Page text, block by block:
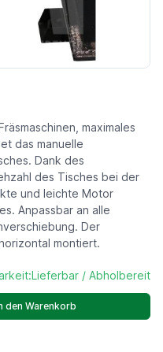
maximales
das manuelle
Dank des
des Tisches bei der
und leichte Motor
Anpassbar an alle
Der
montiert.
Lieferbar / Abholbereit
den Warenkorb